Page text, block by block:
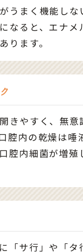
うまく機能しな
なると、エナ
ります。
きやすく、無
腔内の乾燥は唾
腔内細菌が増
「サ行」や「タ